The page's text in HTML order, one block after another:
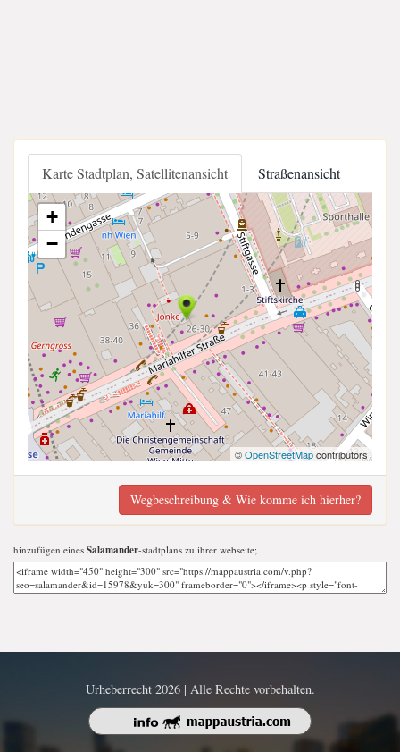
Karte Stadtplan, Satellitenansicht Straßenansicht
+
−
©OpenStreetMapcontributors
Wegbeschreibung & Wie komme ich hierher?
hinzufügen eines Salamander-stadtplans zu ihrer webseite;
Urheberrecht 2026 | Alle Rechte vorbehalten.